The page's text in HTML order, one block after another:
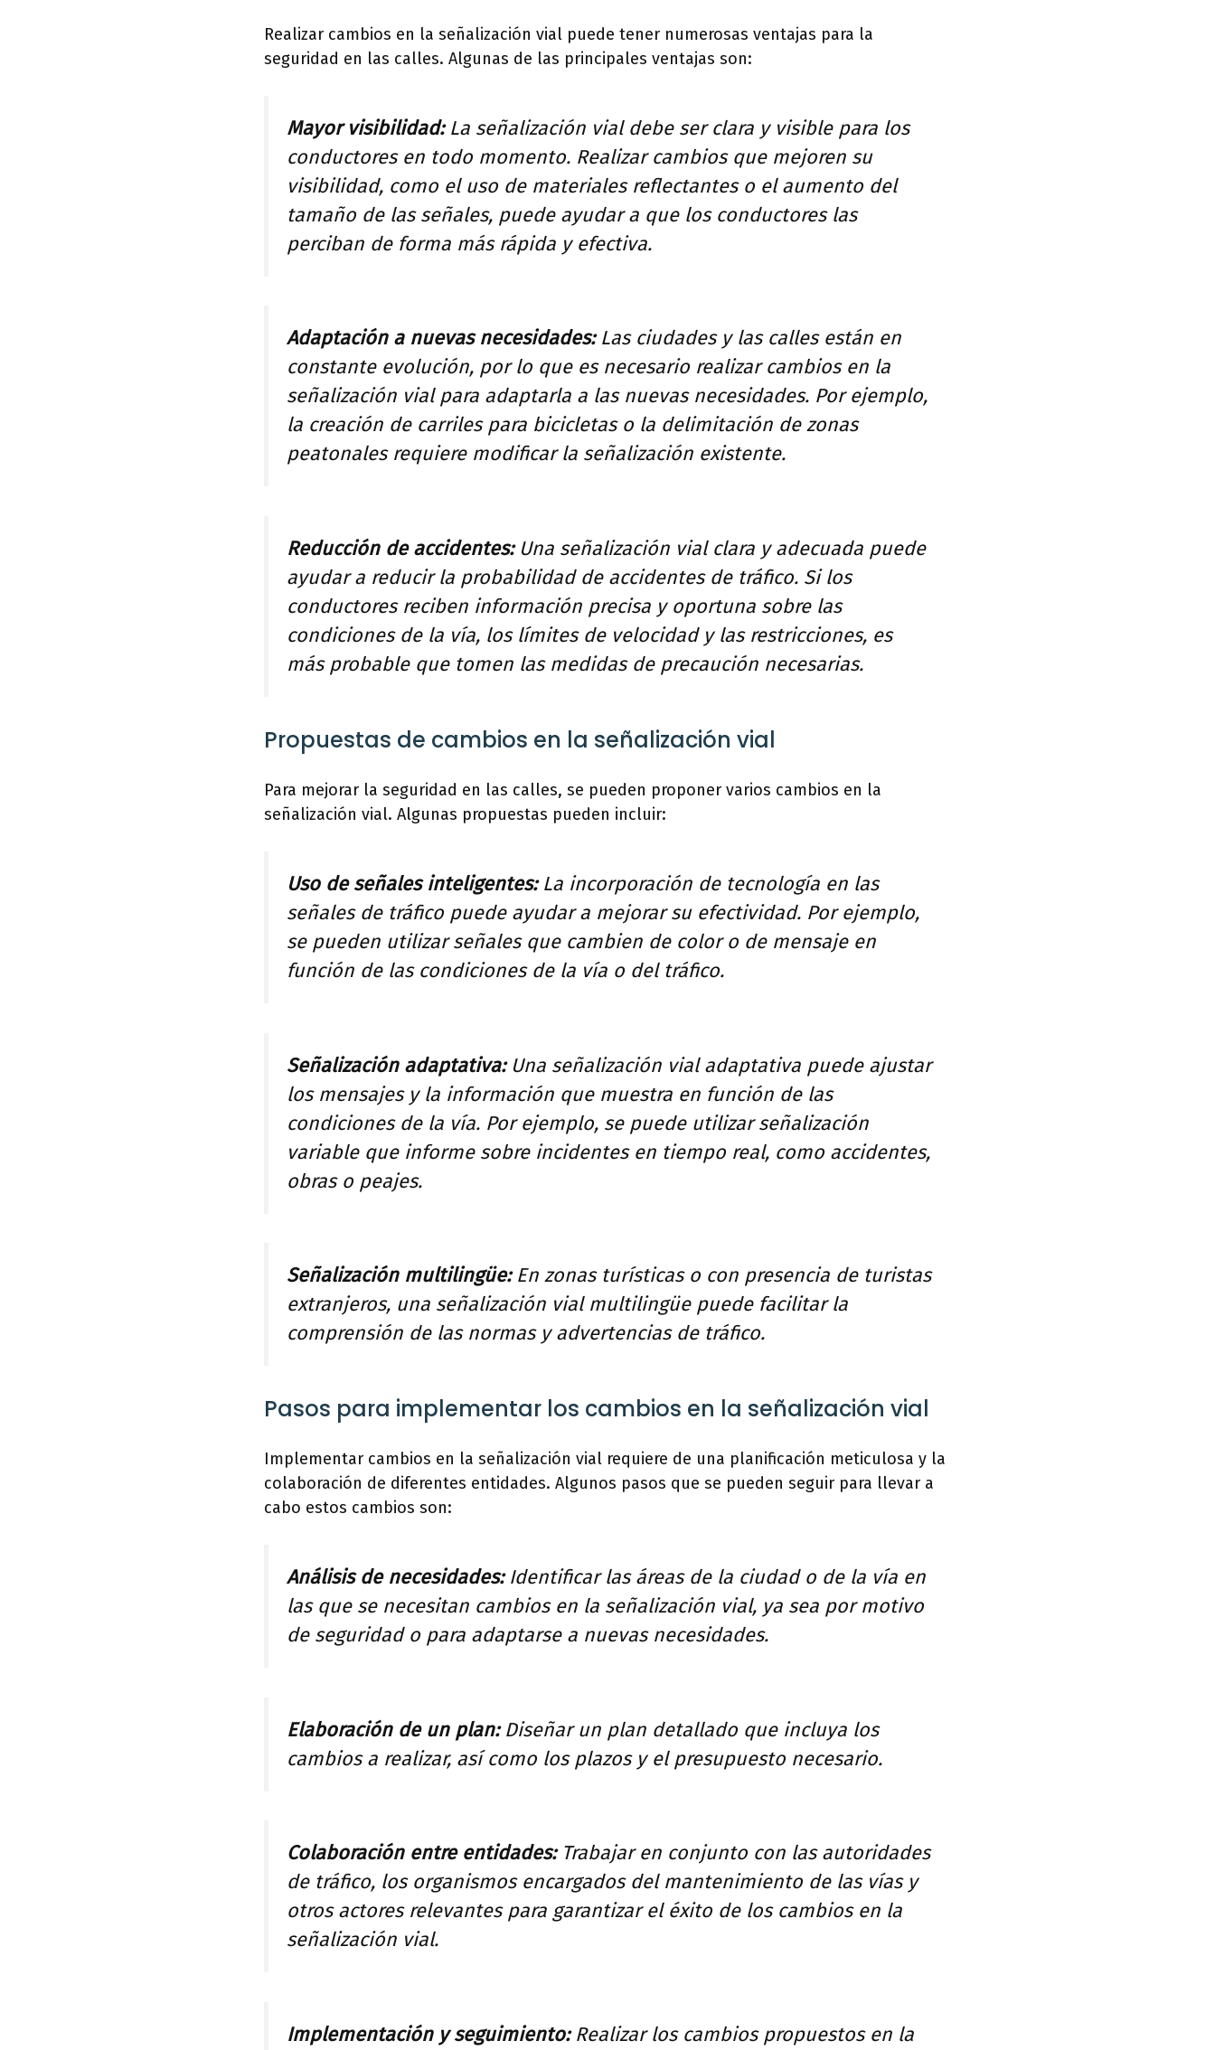
Realizar cambios en la señalización vial puede tener numerosas ventajas para la
seguridad en las calles. Algunas de las principales ventajas son:
Mayor visibilidad:La señalización vial debe ser clara y visible para los
conductores en todo momento. Realizar cambios que mejoren su
visibilidad, como el uso de materiales reflectantes o el aumento del
tamaño de las señales, puede ayudar a que los conductores las
perciban de forma más rápida y efectiva.
Adaptación a nuevas necesidades:Las ciudades y las calles están en
constante evolución, por lo que es necesario realizar cambios en la
señalización vial para adaptarla a las nuevas necesidades. Por ejemplo,
la creación de carriles para bicicletas o la delimitación de zonas
peatonales requiere modificar la señalización existente.
Reducción de accidentes:Una señalización vial clara y adecuada puede
ayudar a reducir la probabilidad de accidentes de tráfico. Si los
conductores reciben información precisa y oportuna sobre las
condiciones de la vía, los límites de velocidad y las restricciones, es
más probable que tomen las medidas de precaución necesarias.
Propuestas de cambios en la señalización vial
Para mejorar la seguridad en las calles, se pueden proponer varios cambios en la
señalización vial. Algunas propuestas pueden incluir:
Uso de señales inteligentes:La incorporación de tecnología en las
señales de tráfico puede ayudar a mejorar su efectividad. Por ejemplo,
se pueden utilizar señales que cambien de color o de mensaje en
función de las condiciones de la vía o del tráfico.
Señalización adaptativa:Una señalización vial adaptativa puede ajustar
los mensajes y la información que muestra en función de las
condiciones de la vía. Por ejemplo, se puede utilizar señalización
variable que informe sobre incidentes en tiempo real, como accidentes,
obras o peajes.
Señalización multilingüe:En zonas turísticas o con presencia de turistas
extranjeros, una señalización vial multilingüe puede facilitar la
comprensión de las normas y advertencias de tráfico.
Pasos para implementar los cambios en la señalización vial
Implementar cambios en la señalización vial requiere de una planificación meticulosa y la
colaboración de diferentes entidades. Algunos pasos que se pueden seguir para llevar a
cabo estos cambios son:
Análisis de necesidades:Identificar las áreas de la ciudad o de la vía en
las que se necesitan cambios en la señalización vial, ya sea por motivo
de seguridad o para adaptarse a nuevas necesidades.
Elaboración de un plan:Diseñar un plan detallado que incluya los
cambios a realizar, así como los plazos y el presupuesto necesario.
Colaboración entre entidades:Trabajar en conjunto con las autoridades
de tráfico, los organismos encargados del mantenimiento de las vías y
otros actores relevantes para garantizar el éxito de los cambios en la
señalización vial.
Implementación y seguimiento:Realizar los cambios propuestos en la